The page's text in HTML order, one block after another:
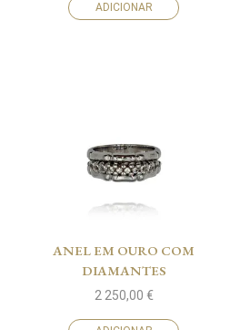
ADICIONAR
ANEL EM OURO COM
DIAMANTES
2 250,00 €